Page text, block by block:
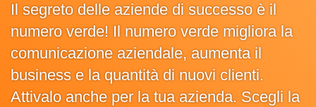
Il segreto delle aziende di successo è il
numero verde! Il numero verde migliora la
comunicazione aziendale, aumenta il
business e la quantità di nuovi clienti.
Attivalo anche per la tua azienda. Scegli la